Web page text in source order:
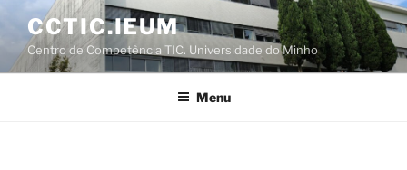
Saltar
conteúdo
CCTIC.IEUM
Centro de Competência TIC. Universidade do Minho
Menu